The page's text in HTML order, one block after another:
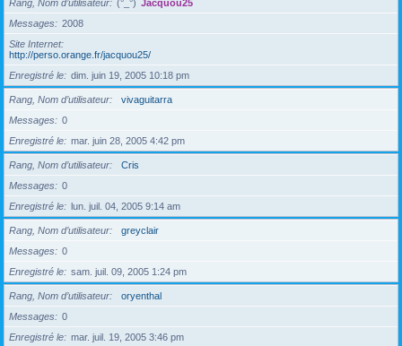
Rang, Nom d’utilisateur (°_°) Jacquou25
Messages
2008
Site Internet
http://perso.orange.fr/jacquou25/
Enregistré le
dim. juin 19, 2005 10:18 pm
Rang, Nom d’utilisateur
vivaguitarra
Messages
0
Enregistré le
mar. juin 28, 2005 4:42 pm
Rang, Nom d’utilisateur
Cris
Messages
0
Enregistré le
lun. juil. 04, 2005 9:14 am
Rang, Nom d’utilisateur
greyclair
Messages
0
Enregistré le
sam. juil. 09, 2005 1:24 pm
Rang, Nom d’utilisateur
oryenthal
Messages
0
Enregistré le
mar. juil. 19, 2005 3:46 pm